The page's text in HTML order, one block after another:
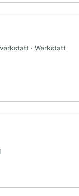
· Werkstatt